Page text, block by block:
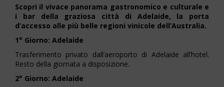
Scopri il vivace panorama gastronomico e culturale e
i bar della graziosa città di Adelaide, la porta
d’accesso alle più belle regioni vinicole dell’Australia.
1° Giorno: Adelaide
Trasferimento privato dall’aeroporto di Adelaide all’hotel.
Resto della giornata a disposizione.
2° Giorno: Adelaide